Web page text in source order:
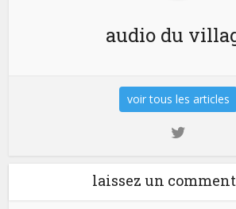
audio du
voir tous les articles
laissez un